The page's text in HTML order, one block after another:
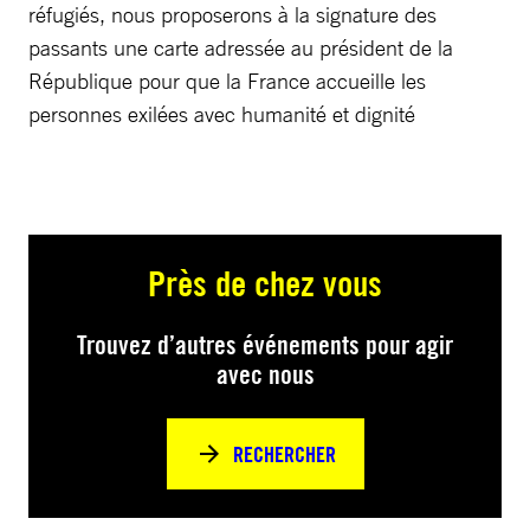
réfugiés, nous proposerons à la signature des
passants une carte adressée au président de la
République pour que la France accueille les
personnes exilées avec humanité et dignité
Près de chez vous
Trouvez d’autres événements pour agir
avec nous
RECHERCHER